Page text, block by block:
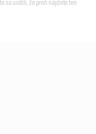
sa uistili, že preň nájdete ten